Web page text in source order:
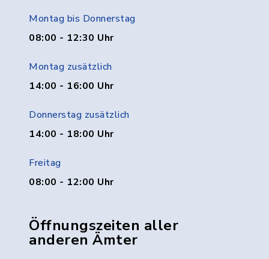
Montag bis Donnerstag
08:00 - 12:30 Uhr
Montag zusätzlich
14:00 - 16:00 Uhr
Donnerstag zusätzlich
14:00 - 18:00 Uhr
Freitag
08:00 - 12:00 Uhr
Öffnungszeiten aller
anderen Ämter